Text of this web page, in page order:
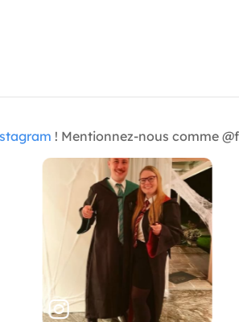
! Mentionnez-nous comme